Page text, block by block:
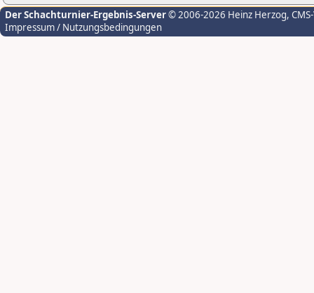
Der Schachturnier-Ergebnis-Server© 2006-2026 Heinz Herzog,
Impressum / Nutzungsbedingungen